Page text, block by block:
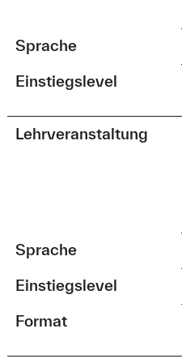
Sprache
Einstiegslevel
Lehrveranstaltung
Sprache
Einstiegslevel
Format